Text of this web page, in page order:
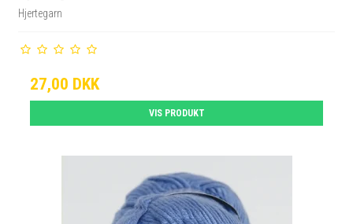
Hjertegarn
27,00 DKK
VIS PRODUKT